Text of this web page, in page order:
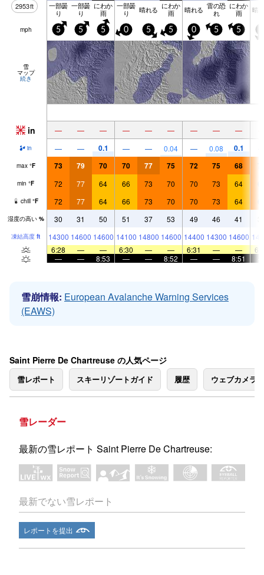
2953ft 一部曇
り
一部曇
り
にわか
雨
一部曇
り 晴れる にわか
雨 晴れる 雷の恐
れ
にわか
雨 晴
mph 5 5 5 0 5 5 0 5 5
雪
マップ
続き
in — — — — — — — — —
in — — 0.1 — — 0.04 — 0.08 0.1
max °F 73 79 70 70 77 75 72 75 68
min °F 72 77 64 66 73 70 70 73 64
chill °F 72 77 64 66 73 70 70 73 64
湿度の高い % 30 31 50 51 37 53 49 46 41
凍結高度 ft 14300 14600 14600 14100 14800 14600 14400 14300 14600
6:28
— — 6:30 — — 6:31 — —
—
— 8:53 — — 8:52 — — 8:51
雪崩情報: European Avalanche Warning Services
(EAWS)
Saint Pierre De Chartreuse の人気ページ
雪レポート スキーリゾートガイド 履歴 ウェブカメラ
雪レーダー
最新の雪レポート Saint Pierre De Chartreuse:
最新でない雪レポート
レポートを提出